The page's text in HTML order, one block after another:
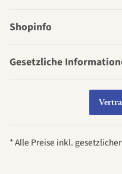
Shopinfo
Gesetzliche
* Alle Preise inkl.